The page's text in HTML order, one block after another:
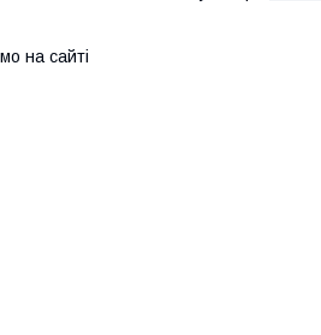
на сайті